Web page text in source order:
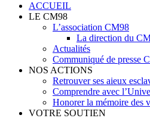
ACCUEIL
LE CM98
L’association CM98
La direction du
Actualités
Communiqué de presse
NOS ACTIONS
Retrouver ses aieux
Comprendre avec
Honorer la mémoire des
VOTRE SOUTIEN